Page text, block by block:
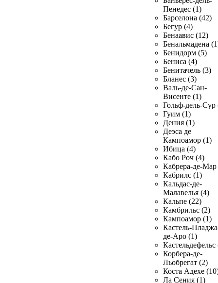
Пенедес (1)
Барселона (42)
Бегур (4)
Бенаавис (12)
Бенальмадена
Бенидорм (5)
Бениса (4)
Бенитачель (3)
Бланес (3)
Валь-де-Сан-
Висенте (1)
Гольф-дель-Сур
Гуим (1)
Дения (1)
Деэса де
Кампоамор (1)
Ибица (4)
Кабо Роч (4)
Кабрера-де-Мар
Кабрилс (1)
Кальдас-де-
Малавелья (4)
Кальпе (22)
Камбрильс (2)
Кампоамор (1)
Кастель-
де-Аро (1)
Кастельдефельс
Корбера-де-
Льобрегат (2)
Коста Адехе
Ла Сения (1)